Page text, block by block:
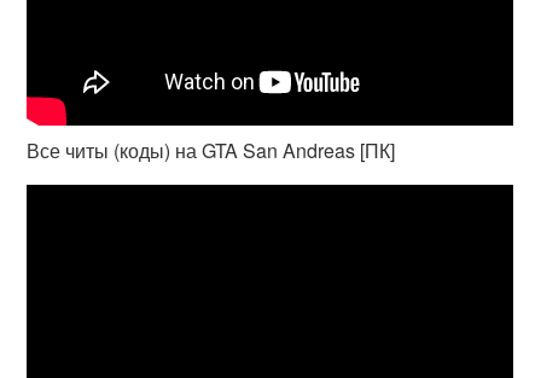
Все читы (коды) на GTA San Andreas [ПК]